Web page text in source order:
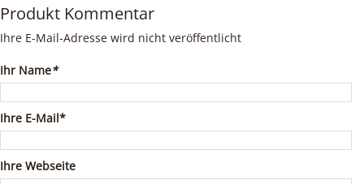
Produkt Kommentar
Ihre E-Mail-Adresse wird nicht veröffentlicht
Ihr Name*
Ihre E-Mail*
Ihre Webseite